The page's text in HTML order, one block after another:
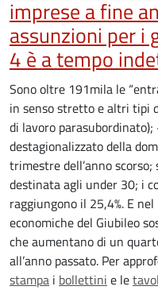
imprese a fine
assunzioni per i
4 è a tempo
Sono oltre 191mila le
in senso stretto e altri tipi
di lavoro
destagionalizzato della
trimestre dell’anno
destinata agli under 30; i
raggiungono il 25,4%. E
economiche del Giubileo
che aumentano di un
all’anno passato. Per
stampa i bollettini e le